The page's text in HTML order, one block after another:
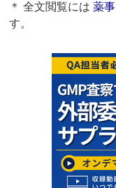
＊ 全文閲覧には薬
す。